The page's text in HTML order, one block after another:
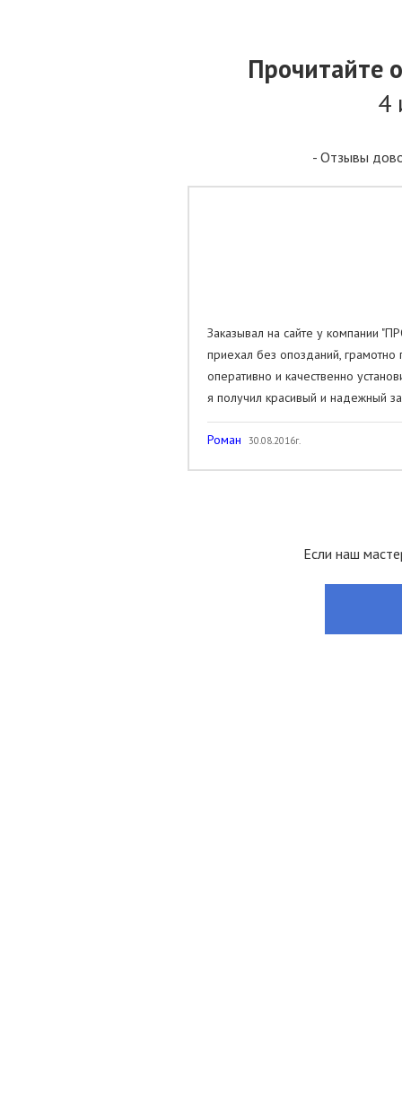
Прочитайте
4
- Отзывы
Заказывал на сайте у компании
приехал без опозданий,
оперативно и качественно
я получил красивый и надежный
Роман 30.08.2016г.
Если наш